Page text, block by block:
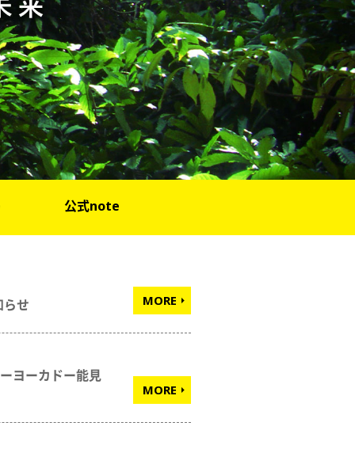
公式note
らせ MORE
ヨーカドー能見
MORE